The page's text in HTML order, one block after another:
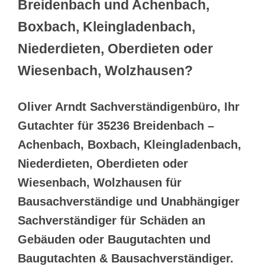
Breidenbach und Achenbach,
Boxbach, Kleingladenbach,
Niederdieten, Oberdieten oder
Wiesenbach, Wolzhausen?
Oliver Arndt Sachverständigenbüro, Ihr
Gutachter für 35236 Breidenbach –
Achenbach, Boxbach, Kleingladenbach,
Niederdieten, Oberdieten oder
Wiesenbach, Wolzhausen für
Bausachverständige und Unabhängiger
Sachverständiger für Schäden an
Gebäuden oder Baugutachten und
Baugutachten & Bausachverständiger.